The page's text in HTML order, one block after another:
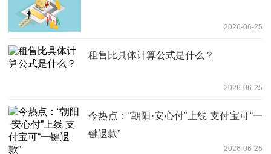
2026-06-25
租售比具体计算公式是什么？
2026-06-25
今热点：“朝阳·安心付”上线 支付宝可“一
键退款”
2026-06-25